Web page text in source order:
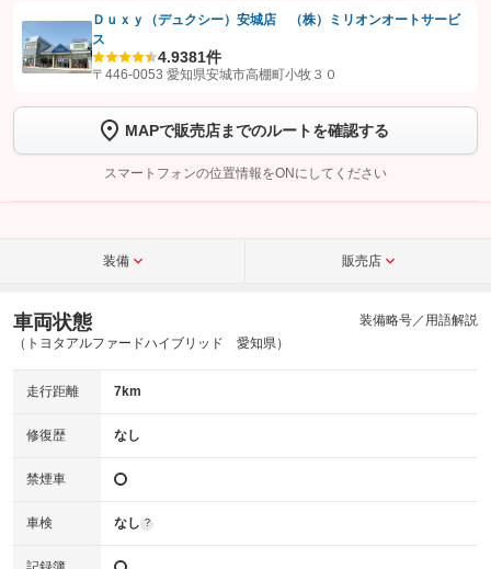
【STEP1】認証画面でグーネットを友だち追加してから「許可する」ボタンを押
します
【STEP2】 トーク画面で
完了してください。
こちら
Ｄｕｘｙ（デュクシー）安城店 （株）ミリオンオートサービ
ス
4.9381件
〒446-0053 愛知県安城市高棚町小牧３０
MAPで販売店までのルートを確認する
スマートフォンの位置情報をONにしてください
装備 販売店
車両状態
（トヨタアルファードハイブリッド 愛知県）
装備略号／用語解説
走行距離 7km
修復歴 なし
禁煙車
車検 なし ?